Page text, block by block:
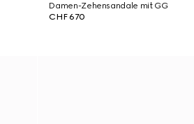
Damen-Zehensandale mit GG
CHF 670